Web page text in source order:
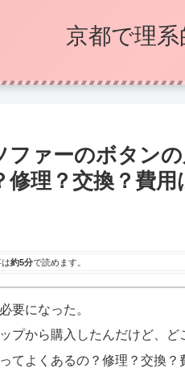
京都で理
ァーのボタン
理？交換？費用
約5分で読めます。
要になった。
プから購入したんだけど、ど
てよくあるの？修理？交換？